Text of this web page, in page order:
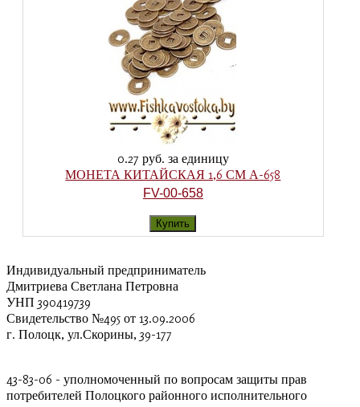
0.27 руб. за единицу
МОНЕТА КИТАЙСКАЯ 1,6 СМ А-658
FV-00-658
Индивидуальный предприниматель
Дмитриева Светлана Петровна
УНП 390419739
Свидетельство №495 от 13.09.2006
г. Полоцк, ул.Скорины, 39-177
43-83-06 - уполномоченный по вопросам защиты прав
потребителей Полоцкого районного исполнительного